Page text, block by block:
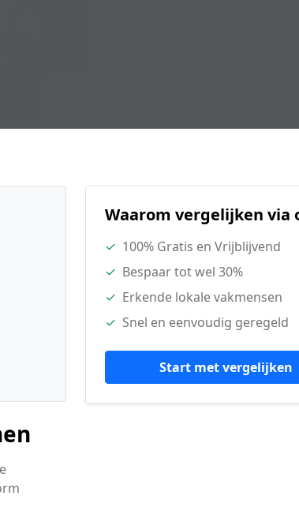
Waarom vergelijken via
✓ 100% Gratis en Vrijblijvend
✓ Bespaar tot wel 30%
✓ Erkende lokale vakmensen
✓ Snel en eenvoudig geregeld
Start met vergelijken